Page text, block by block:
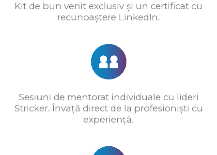
Kit de bun venit exclusiv și un certificat cu
recunoaștere LinkedIn.
Sesiuni de mentorat individuale cu lideri
Stricker. Învață direct de la profesioniști cu
experiență.